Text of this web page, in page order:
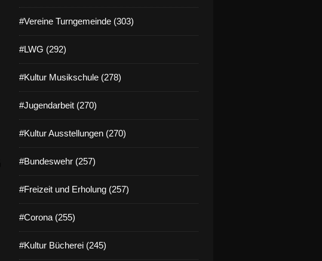
#Vereine Turngemeinde (303)
#LWG (292)
#Kultur Musikschule (278)
#Jugendarbeit (270)
#Kultur Ausstellungen (270)
#Bundeswehr (257)
#Freizeit und Erholung (257)
#Corona (255)
#Kultur Bücherei (245)